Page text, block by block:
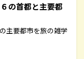
の首都と主要都
主要都市を旅の雑学